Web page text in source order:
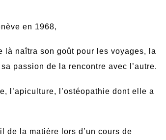
ève en 1968,
là naîtra son goût pour les voyages, la
passion de la rencontre avec l’autre.
l ’apiculture, l ’ostéopathie dont elle a
de la matière lors d’un cours de